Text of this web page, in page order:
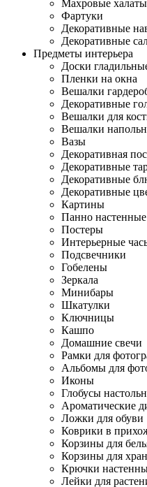
Махровые халаты
Фартуки
Декоративные
Декоративные
Предметы интерьера
Доски
Пленки на окна
Вешалки
Декоративные
Вешалки для
Вешалки
Вазы
Декоративная
Декоративные
Декоративные
Декоративные
Картины
Панно настенные
Постеры
Интерьерные
Подсвечники
Гобелены
Зеркала
Минибары
Шкатулки
Ключницы
Кашпо
Домашние свечи
Рамки для
Альбомы для
Иконы
Глобусы
Ароматические
Ложки для обуви
Коврики в
Корзины для
Корзины для
Крючки
Лейки для